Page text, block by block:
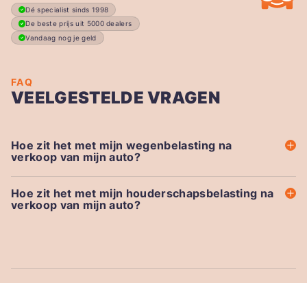
Dé specialist sinds 1998
De beste prijs uit 5000 dealers
Vandaag nog je geld
FAQ
VEELGESTELDE VRAGEN
Hoe zit het met mijn wegenbelasting na
verkoop van mijn auto?
Hoe zit het met mijn houderschapsbelasting na
verkoop van mijn auto?